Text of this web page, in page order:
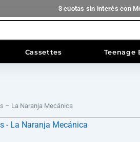
3 cuotas sin interés con
Cassettes Teenage
– La Naranja Mecánica